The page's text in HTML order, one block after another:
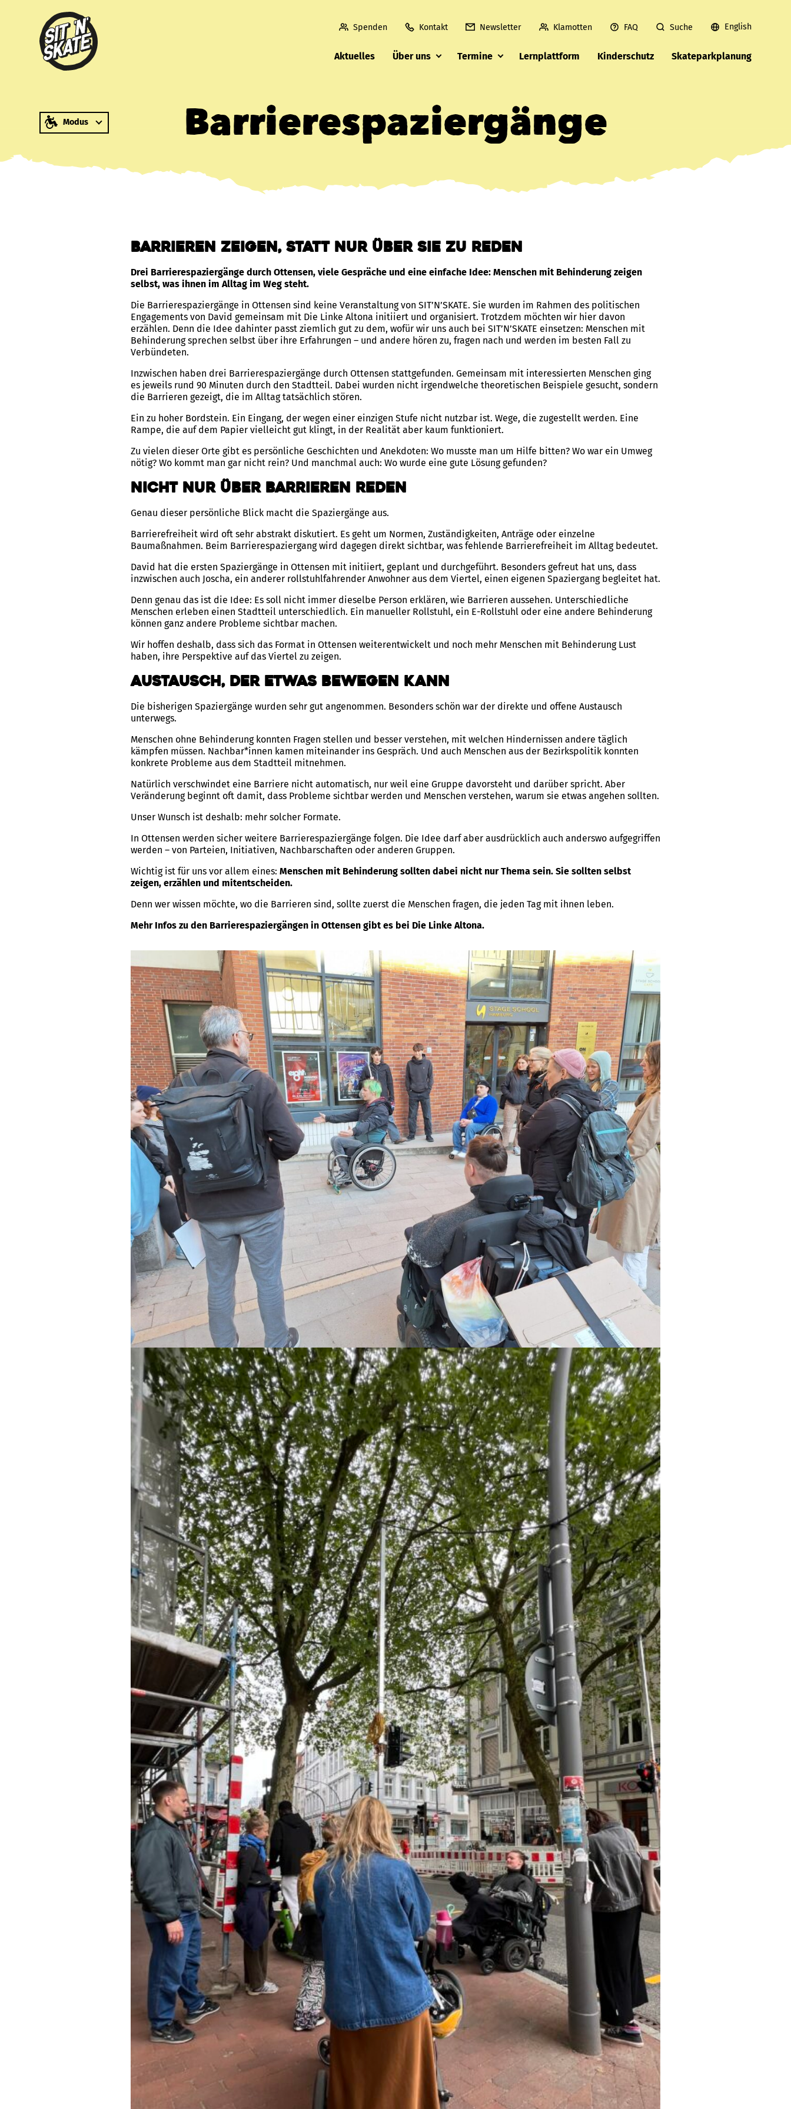
Modus
Aktuelles Über uns Termine Lernplattform Kinderschutz Skateparkplanung
Spenden Kontakt Newsletter Klamotten FAQ Suche English
Barrierespaziergänge
Barrieren zeigen, statt nur über sie zu reden
Drei Barrierespaziergänge durch Ottensen, viele Gespräche und eine einfache Idee: Menschen mit Behinderung zeigen
selbst, was ihnen im Alltag im Weg steht.
Die Barrierespaziergänge in Ottensen sind keine Veranstaltung von SIT’N’SKATE. Sie wurden im Rahmen des politischen
Engagements von David gemeinsam mit Die Linke Altona initiiert und organisiert. Trotzdem möchten wir hier davon
erzählen. Denn die Idee dahinter passt ziemlich gut zu dem, wofür wir uns auch bei SIT’N’SKATE einsetzen: Menschen mit
Behinderung sprechen selbst über ihre Erfahrungen – und andere hören zu, fragen nach und werden im besten Fall zu
Verbündeten.
Inzwischen haben drei Barrierespaziergänge durch Ottensen stattgefunden. Gemeinsam mit interessierten Menschen ging
es jeweils rund 90 Minuten durch den Stadtteil. Dabei wurden nicht irgendwelche theoretischen Beispiele gesucht, sondern
die Barrieren gezeigt, die im Alltag tatsächlich stören.
Ein zu hoher Bordstein. Ein Eingang, der wegen einer einzigen Stufe nicht nutzbar ist. Wege, die zugestellt werden. Eine
Rampe, die auf dem Papier vielleicht gut klingt, in der Realität aber kaum funktioniert.
Zu vielen dieser Orte gibt es persönliche Geschichten und Anekdoten: Wo musste man um Hilfe bitten? Wo war ein Umweg
nötig? Wo kommt man gar nicht rein? Und manchmal auch: Wo wurde eine gute Lösung gefunden?
Nicht nur über Barrieren reden
Genau dieser persönliche Blick macht die Spaziergänge aus.
Barrierefreiheit wird oft sehr abstrakt diskutiert. Es geht um Normen, Zuständigkeiten, Anträge oder einzelne
Baumaßnahmen. Beim Barrierespaziergang wird dagegen direkt sichtbar, was fehlende Barrierefreiheit im Alltag bedeutet.
David hat die ersten Spaziergänge in Ottensen mit initiiert, geplant und durchgeführt. Besonders gefreut hat uns, dass
inzwischen auch Joscha, ein anderer rollstuhlfahrender Anwohner aus dem Viertel, einen eigenen Spaziergang begleitet hat.
Denn genau das ist die Idee: Es soll nicht immer dieselbe Person erklären, wie Barrieren aussehen. Unterschiedliche
Menschen erleben einen Stadtteil unterschiedlich. Ein manueller Rollstuhl, ein E-Rollstuhl oder eine andere Behinderung
können ganz andere Probleme sichtbar machen.
Wir hoffen deshalb, dass sich das Format in Ottensen weiterentwickelt und noch mehr Menschen mit Behinderung Lust
haben, ihre Perspektive auf das Viertel zu zeigen.
Austausch, der etwas bewegen kann
Die bisherigen Spaziergänge wurden sehr gut angenommen. Besonders schön war der direkte und offene Austausch
unterwegs.
Menschen ohne Behinderung konnten Fragen stellen und besser verstehen, mit welchen Hindernissen andere täglich
kämpfen müssen. Nachbar*innen kamen miteinander ins Gespräch. Und auch Menschen aus der Bezirkspolitik konnten
konkrete Probleme aus dem Stadtteil mitnehmen.
Natürlich verschwindet eine Barriere nicht automatisch, nur weil eine Gruppe davorsteht und darüber spricht. Aber
Veränderung beginnt oft damit, dass Probleme sichtbar werden und Menschen verstehen, warum sie etwas angehen sollten.
Unser Wunsch ist deshalb: mehr solcher Formate.
In Ottensen werden sicher weitere Barrierespaziergänge folgen. Die Idee darf aber ausdrücklich auch anderswo aufgegriffen
werden – von Parteien, Initiativen, Nachbarschaften oder anderen Gruppen.
Wichtig ist für uns vor allem eines: Menschen mit Behinderung sollten dabei nicht nur Thema sein. Sie sollten selbst
zeigen, erzählen und mitentscheiden.
Denn wer wissen möchte, wo die Barrieren sind, sollte zuerst die Menschen fragen, die jeden Tag mit ihnen leben.
Mehr Infos zu den Barrierespaziergängen in Ottensen gibt es bei Die Linke Altona.